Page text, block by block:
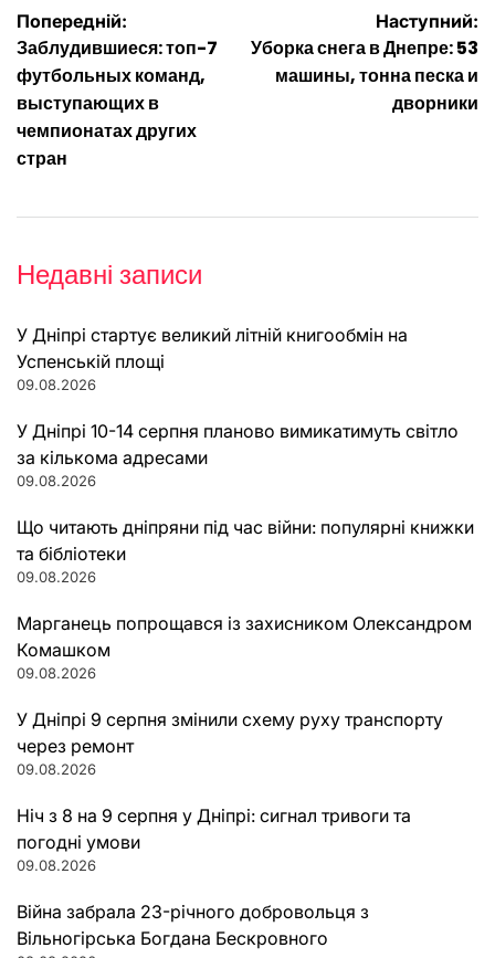
Навігація
записів
Попередній:
Заблудившиеся: топ-7
футбольных команд,
выступающих в
чемпионатах других
стран
Наступний:
Уборка снега в Днепре: 53
машины, тонна песка и
дворники
Недавні записи
У Дніпрі стартує великий літній книгообмін на
Успенській площі
09.08.2026
У Дніпрі 10-14 серпня планово вимикатимуть світло
за кількома адресами
09.08.2026
Що читають дніпряни під час війни: популярні книжки
та бібліотеки
09.08.2026
Марганець попрощався із захисником Олександром
Комашком
09.08.2026
У Дніпрі 9 серпня змінили схему руху транспорту
через ремонт
09.08.2026
Ніч з 8 на 9 серпня у Дніпрі: сигнал тривоги та
погодні умови
09.08.2026
Війна забрала 23-річного добровольця з
Вільногірська Богдана Бескровного